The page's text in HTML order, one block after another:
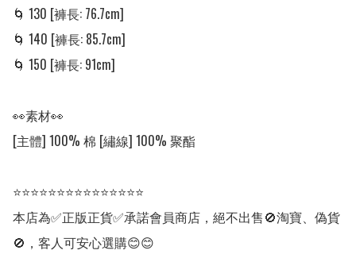
🌀 130 [褲長: 76.7cm]
🌀 140 [褲長: 85.7cm]
🌀 150 [褲長: 91cm]
👀素材👀
[主體] 100% 棉 [繡線] 100% 聚酯
⭐⭐⭐⭐⭐⭐⭐⭐⭐⭐⭐⭐⭐⭐⭐
本店為✅正版正貨✅承諾會員商店，絕不出售🚫淘寶、偽貨
🚫，客人可安心選購😊😊